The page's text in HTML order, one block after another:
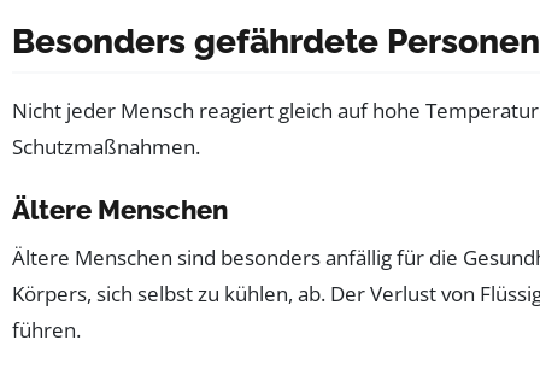
Besonders gefährdete Personen
Nicht jeder Mensch reagiert gleich auf hohe
Schutzmaßnahmen.
Ältere Menschen
Ältere Menschen sind besonders anfällig für die
Körpers, sich selbst zu kühlen, ab. Der Verlust von
führen.